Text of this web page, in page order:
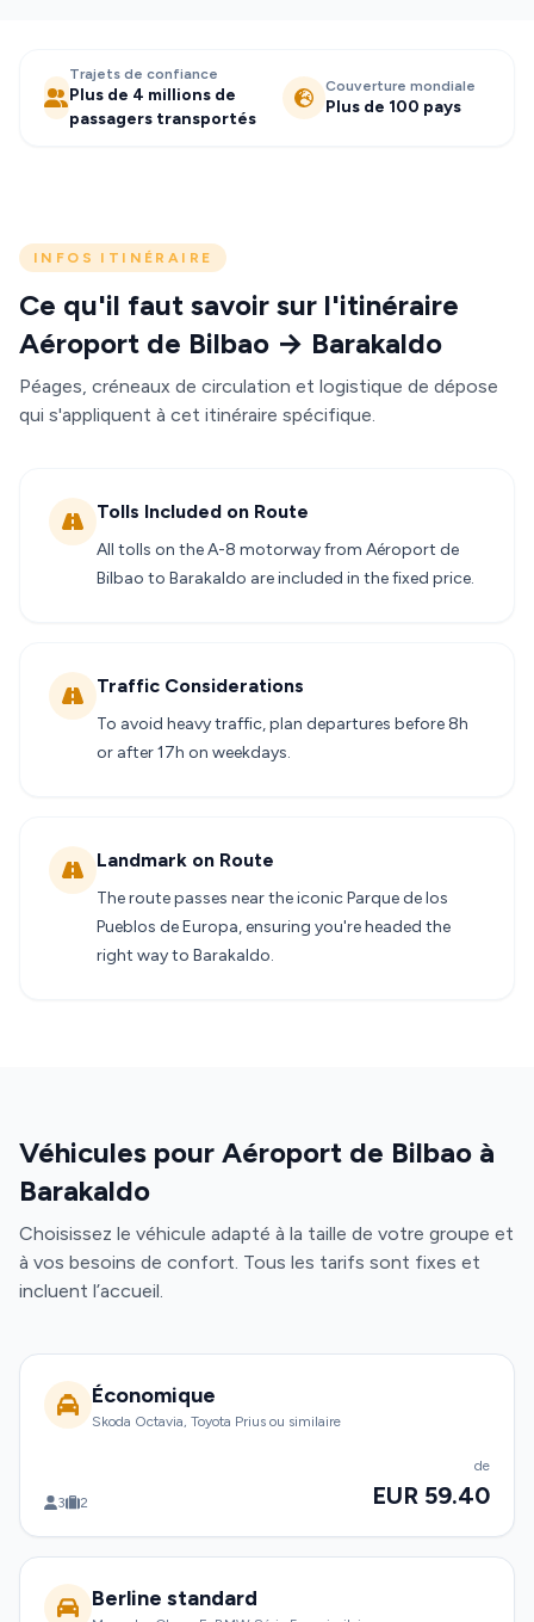
Trajets de confiance
Plus de 4 millions de
passagers transportés
Couverture mondiale
Plus de 100 pays
INFOS ITINÉRAIRE
Ce qu'il faut savoir sur l'itinéraire
Aéroport de Bilbao → Barakaldo
Péages, créneaux de circulation et logistique de dépose
qui s'appliquent à cet itinéraire spécifique.
Tolls Included on Route
All tolls on the A-8 motorway from Aéroport de
Bilbao to Barakaldo are included in the fixed price.
Traffic Considerations
To avoid heavy traffic, plan departures before 8h
or after 17h on weekdays.
Landmark on Route
The route passes near the iconic Parque de los
Pueblos de Europa, ensuring you're headed the
right way to Barakaldo.
Véhicules pour Aéroport de Bilbao à
Barakaldo
Choisissez le véhicule adapté à la taille de votre groupe et
à vos besoins de confort. Tous les tarifs sont fixes et
incluent l’accueil.
Économique
Skoda Octavia, Toyota Prius ou similaire
3 2
de
EUR 59.40
Berline standard